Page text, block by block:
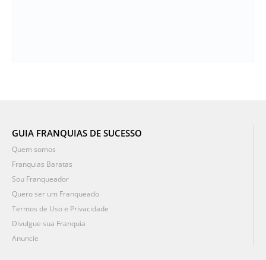
GUIA FRANQUIAS DE SUCESSO
Quem somos
Franquias Baratas
Sou Franqueador
Quero ser um Franqueado
Termos de Uso e Privacidade
Divulgue sua Franquia
Anuncie